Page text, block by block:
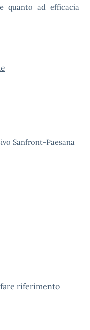
quanto ad efficacia
Sanfront-Paesana
riferimento